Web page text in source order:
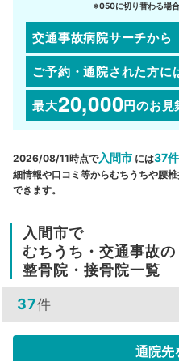
※050に切り替わる場合
交通事故病院サーチから
ご予約・通院された方に
最大20,000円のお見
2026/08/11時点で入間市 には37件
細情報や口コミ等からむちうちや腰
できます。
入間市で
むちうち・交通事故
整骨院・接骨院一覧
37件
通院先